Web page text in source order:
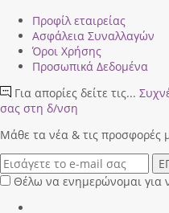
Προφίλ εταιρείας
Ασφάλεια Συναλλαγών
Όροι Χρήσης
Προσωπικά Δεδομένα
Για απορίες δείτε τις...
σας στη δ/νση
Μάθε τα νέα & τις προσφορές
Θέλω να ενημερώνομαι για